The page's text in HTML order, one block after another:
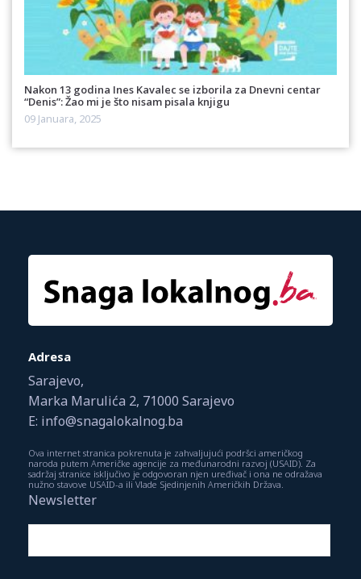
Nakon 13 godina Ines Kavalec se izborila za Dnevni centar
“Denis”: Žao mi je što nisam pisala knjigu
09 Januara, 2025
Adresa
Sarajevo,
Marka Marulića 2, 71000 Sarajevo
E: info@snagalokalnog.ba
Ova internet stranica pokrenuta je zahvaljujući podršci američkog
naroda putem Američke agencije za međunarodni razvoj (USAID). Za
sadržaj stranice isključivo je odgovoran njen uređivač i ona ne odražava
nužno stavove USAID-a ili Vlade Sjedinjenih Američkih Država.
Newsletter